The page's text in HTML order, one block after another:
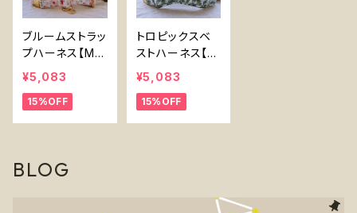
ブルームストラッ
プハーネス【My
Pupper】犬用
H型 イージーウ
ォーク 調整可能
¥5,083
15%OFF
トロピックスベ
ストハーネス【M
y Pupper】犬用
ベスト型ハーネ
ス Tropics Do
¥5,083
15%OFF
BLOG